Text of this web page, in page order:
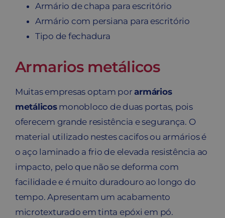
Armário de chapa para escritório
Armário com persiana para escritório
Tipo de fechadura
Armarios metálicos
Muitas empresas optam porarmários
metálicosmonobloco de duas portas, pois
oferecem grande resistência e segurança. O
material utilizado nestes cacifos ou armários é
o aço laminado a frio de elevada resistência ao
impacto, pelo que não se deforma com
facilidade e é muito duradouro ao longo do
tempo. Apresentam um acabamento
microtexturado em tinta epóxi em pó.